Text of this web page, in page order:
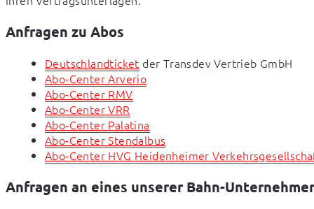
Anfragen zu Abos
Deutschlandticket der Transdev Vertrieb GmbH
Abo-Center Arverio
Abo-Center RMV
Abo-Center VRR
Abo-Center Palatina
Abo-Center Stendalbus
Abo-Center HVG Heidenheimer
Anfragen an eines unserer Bahn-